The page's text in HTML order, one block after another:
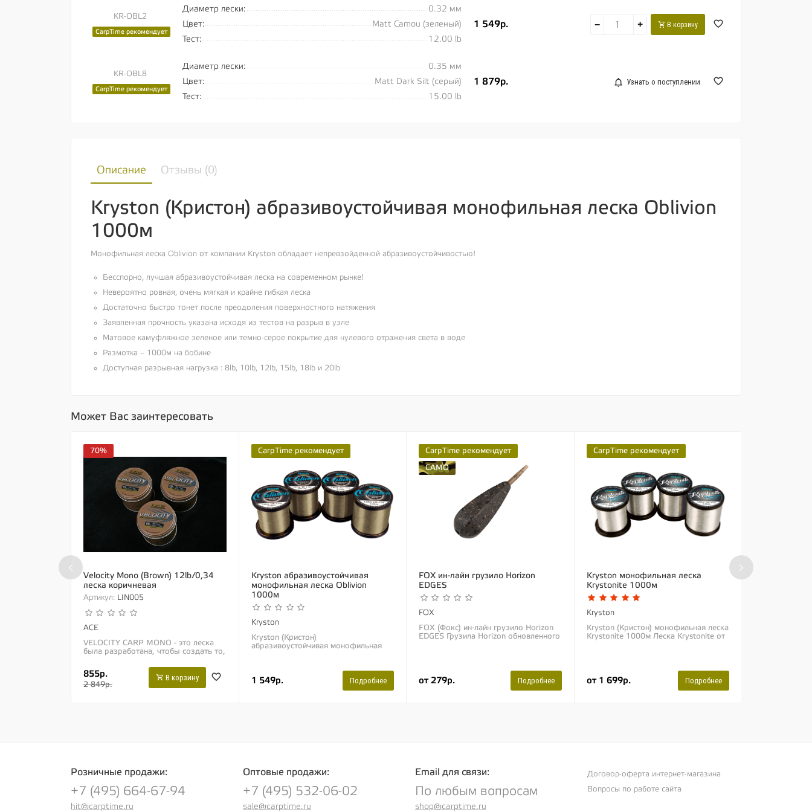
KR-OBL2
CarpTime рекомендует
Диаметр лески:
0.32 мм
Цвет:
Matt Camou (зеленый)
Тест:
12.00 lb
1 549р. − + В корзину
KR-OBL8
CarpTime рекомендует
Диаметр лески:
0.35 мм
Цвет:
Matt Dark Silt (серый)
Тест:
15.00 lb
1 879р. Узнать о поступлении
Описание Отзывы (0)
Kryston (Кристон) абразивоустойчивая монофильная леска Oblivion
1000м
Монофильная леска Oblivion от компании Kryston обладает непревзойденной абразивоустойчивостью!
Бесспорно, лучшая абразивоустойчивая леска на современном рынке!
Невероятно ровная, очень мягкая и крайне гибкая леска
Достаточно быстро тонет после преодоления поверхностного натяжения
Заявленная прочность указана исходя из тестов на разрыв в узле
Матовое камуфляжное зеленое или темно-серое покрытие для нулевого отражения света в воде
Размотка – 1000м на бобине
Доступная разрывная нагрузка : 8lb, 10lb, 12lb, 15lb, 18lb и 20lb
Может Вас заинтересовать
70%
Velocity Mono (Brown) 12lb/0,34
леска коричневая
Артикул: LIN005
ACE
VELOCITY CARP MONO - это леска
была разработана, чтобы создать то,
леской из представленных на рынке.
За 12...
855р.
2 849р.
В корзину
CarpTime рекомендует
Kryston абразивоустойчивая
монофильная леска Oblivion
1000м
Kryston
Kryston (Кристон)
абразивоустойчивая монофильная
обладает непревзойденной...
1 549р. Подробнее
CarpTime рекомендует
CAMO
FOX ин-лайн грузило Horizon
EDGES
FOX
FOX (Фокс) ин-лайн грузило Horizon
EDGES Грузила Horizon обновленного
от 279р. Подробнее
CarpTime рекомендует
Kryston монофильная леска
Krystonite 1000м
Kryston
Kryston (Кристон) монофильная леска
Krystonite 1000м Леска Krystonite от
от 1 699р. Подробнее
‹ ›
Розничные продажи:
+7 (495) 664-67-94
hit@carptime.ru
Оптовые продажи:
+7 (495) 532-06-02
sale@carptime.ru
Email для связи:
По любым вопросам
shop@carptime.ru
Договор-оферта интернет-магазина
Вопросы по работе сайта